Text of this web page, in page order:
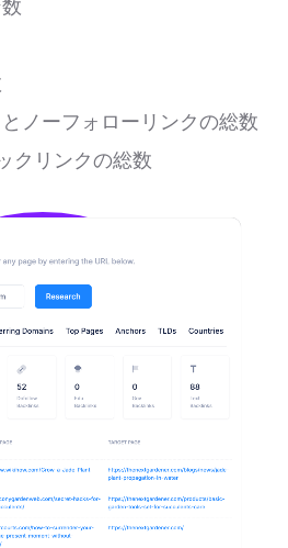
ノーフォローリンクの総数
クリンクの総数